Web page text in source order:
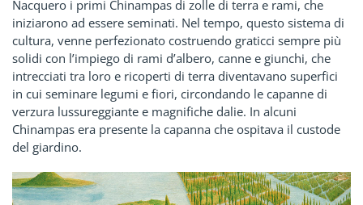
Nacquero i primi Chinampas di zolle di terra e rami, che
iniziarono ad essere seminati. Nel tempo, questo sistema di
cultura, venne perfezionato costruendo graticci sempre più
solidi con l’impiego di rami d’albero, canne e giunchi, che
intrecciati tra loro e ricoperti di terra diventavano superfici
in cui seminare legumi e fiori, circondando le capanne di
verzura lussureggiante e magnifiche dalie. In alcuni
Chinampas era presente la capanna che ospitava il custode
del giardino.